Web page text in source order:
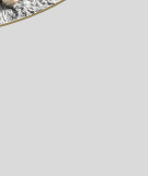
Ortofon